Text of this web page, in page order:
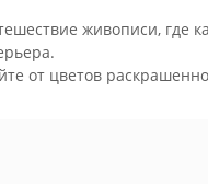
живописи,
от цветов